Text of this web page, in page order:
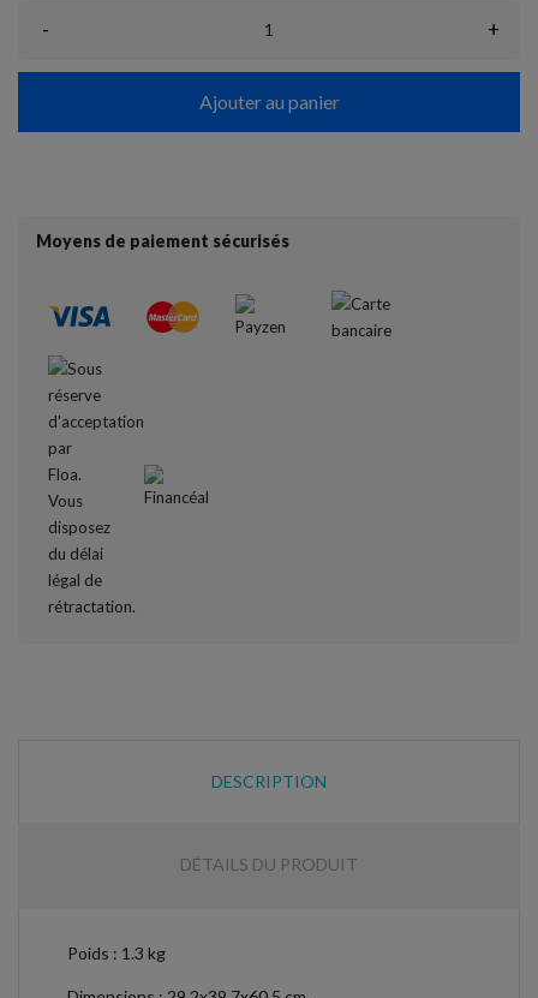
- +
Ajouter au panier
Moyens de paiement sécurisés
DESCRIPTION
DÉTAILS DU PRODUIT
Poids : 1.3 kg